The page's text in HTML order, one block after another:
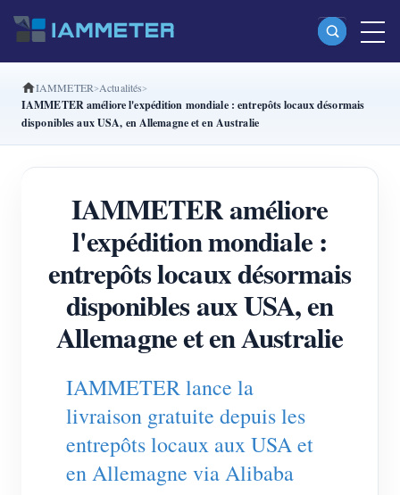
Produits
Compteur d’énergie Wi-Fi monophasé (WEM3080)
Compteur d’énergie Wi-Fi split-phase (WEM2067)
Compteur d’énergie Wi-Fi triphasé (WEM3080T)
Compteur d’énergie Wi-Fi triphasé (WEM3046T)
Compteur d’énergie Wi-Fi triphasé (WEM3050T)
Contrôleur de puissance WiFi
IAMMETER Cloud Pro
Chargeur EV
Simulateur IAMMETER
Compteur virtuel
IAMMETER Actualités
IAMMETER améliore l'expédition mondiale : entrepôts locaux désormais
disponibles aux USA, en Allemagne et en Australie
IAMMETER améliore
l'expédition mondiale :
entrepôts locaux désormais
disponibles aux USA, en
Allemagne et en Australie
IAMMETER lance la
livraison gratuite depuis les
entrepôts locaux aux USA et
en Allemagne via Alibaba